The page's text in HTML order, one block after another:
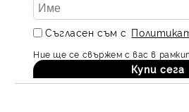
Съгласен съм с
Ние ще се свържем с вас в